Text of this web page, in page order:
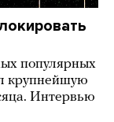
популярных
крупнейшую
Интервью